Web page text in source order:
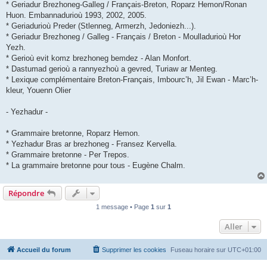
* Geriadur Brezhoneg-Galleg / Français-Breton, Roparz Hemon/Ronan
Huon. Embannadurioù 1993, 2002, 2005.
* Geriadurioù Preder (Stlenneg, Armerzh, Jedoniezh...).
* Geriadur Brezhoneg / Galleg - Français / Breton - Moulladurioù Hor
Yezh.
* Gerioù evit komz brezhoneg bemdez - Alan Monfort.
* Dastumad gerioù a rannyezhoù a gevred, Turiaw ar Menteg.
* Lexique complémentaire Breton-Français, Imbourc’h, Jil Ewan - Marc’h-
kleur, Youenn Olier
- Yezhadur -
* Grammaire bretonne, Roparz Hemon.
* Yezhadur Bras ar brezhoneg - Fransez Kervella.
* Grammaire bretonne - Per Trepos.
* La grammaire bretonne pour tous - Eugène Chalm.
Répondre
1 message • Page 1 sur 1
Aller
Accueil du forum Fuseau horaire sur UTC+01:00
Supprimer les cookies